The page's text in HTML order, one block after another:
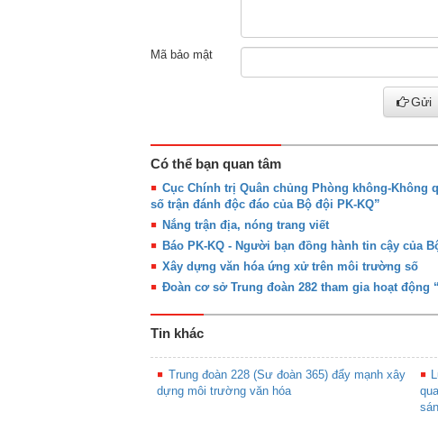
Mã bảo mật
Gửi
Có thể bạn quan tâm
Cục Chính trị Quân chủng Phòng không-Không
số trận đánh độc đáo của Bộ đội PK-KQ”
Nắng trận địa, nóng trang viết
Báo PK-KQ - Người bạn đồng hành tin cậy của
Xây dựng văn hóa ứng xử trên môi trường số
Đoàn cơ sở Trung đoàn 282 tham gia hoạt động
Tin khác
Trung đoàn 228 (Sư đoàn 365) đẩy mạnh xây
dựng môi trường văn hóa